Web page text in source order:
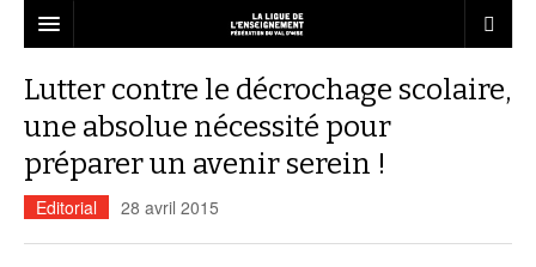
Qui sommes-nous ?
Projet Fédéral
Vie statutaire de la fédération
LE RÉSEAU
Associations affiliées
Nous rejoindre
L’ÉCOLE
liberté d’expression
ANIMATION
Lutter contre le décrochage scolaire,
une absolue nécessité pour
préparer un avenir serein !
Editorial 28 avril 2015